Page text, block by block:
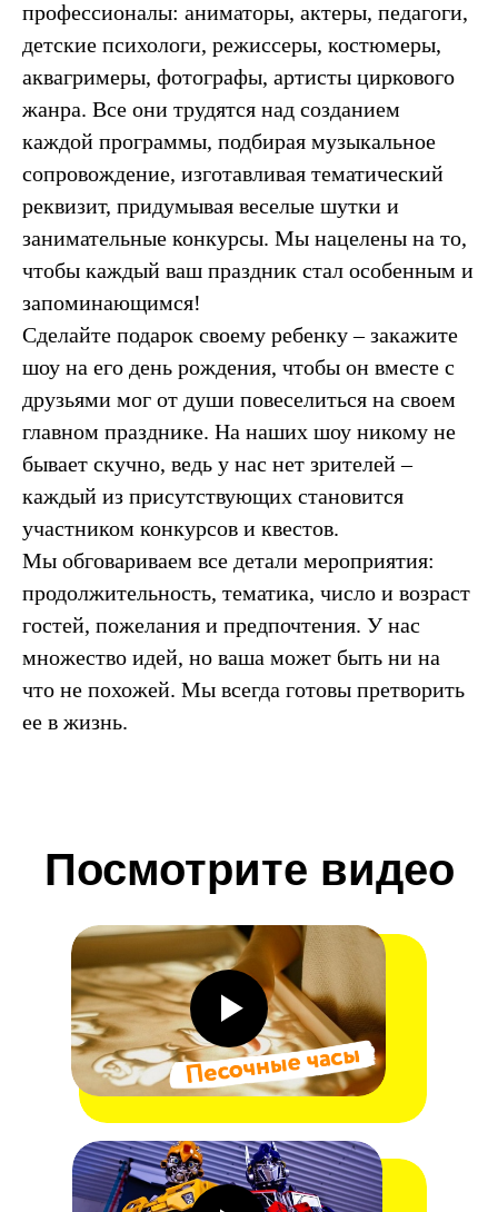
профессионалы: аниматоры, актеры, педагоги,
детские психологи, режиссеры, костюмеры,
аквагримеры, фотографы, артисты циркового
жанра. Все они трудятся над созданием
каждой программы, подбирая музыкальное
сопровождение, изготавливая тематический
реквизит, придумывая веселые шутки и
занимательные конкурсы. Мы нацелены на то,
чтобы каждый ваш праздник стал особенным и
запоминающимся!
Сделайте подарок своему ребенку – закажите
шоу на его день рождения, чтобы он вместе с
друзьями мог от души повеселиться на своем
главном празднике. На наших шоу никому не
бывает скучно, ведь у нас нет зрителей –
каждый из присутствующих становится
участником конкурсов и квестов.
Мы обговариваем все детали мероприятия:
продолжительность, тематика, число и возраст
гостей, пожелания и предпочтения. У нас
множество идей, но ваша может быть ни на
что не похожей. Мы всегда готовы претворить
ее в жизнь.
Посмотрите видео